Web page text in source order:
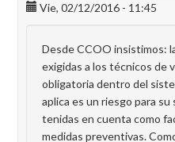
Vie, 02/12/2016 - 11:45
Desde CCOO insistimos:
exigidas a los técnicos de
obligatoria dentro del
aplica es un riesgo para
tenidas en cuenta como
medidas preventivas.